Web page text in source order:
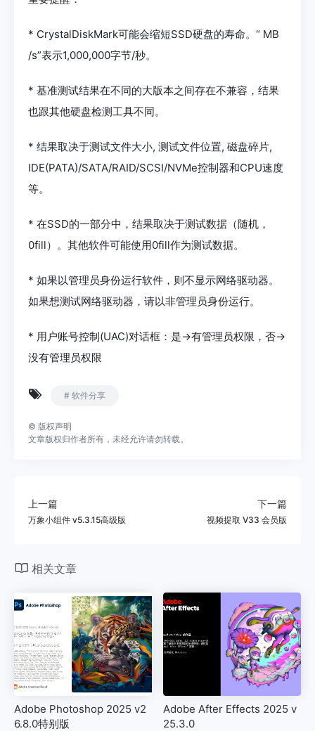
* CrystalDiskMark可能会缩短SSD硬盘的寿命。“ MB
/s”表示1,000,000字节/秒。
* 基准测试结果在不同的大版本之间存在不兼容，结果
也跟其他硬盘检测工具不同。
* 结果取决于测试文件大小, 测试文件位置, 磁盘碎片,
IDE(PATA)/SATA/RAID/SCSI/NVMe控制器和CPU速度
等。
* 在SSD的一部分中，结果取决于测试数据（随机，
0fill）。其他软件可能使用0fill作为测试数据。
* 如果以管理员身份运行软件，则不显示网络驱动器。
如果想测试网络驱动器，请以非管理员身份运行。
* 用户账号控制(UAC)对话框：是->有管理员权限，否->
没有管理员权限
# 软件分享
© 版权声明
文章版权归作者所有，未经允许请勿转载。
上一篇
万象小组件 v5.3.15高级版
下一篇
视频提取 V33 会员版
相关文章
Adobe Photoshop 2025 v2
6.8.0特别版
Adobe After Effects 2025 v
25.3.0